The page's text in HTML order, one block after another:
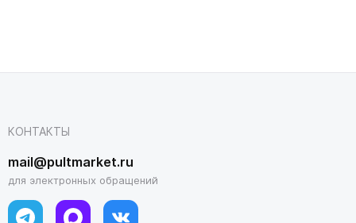
КОНТАКТЫ
mail@pultmarket.ru
для электронных обращений